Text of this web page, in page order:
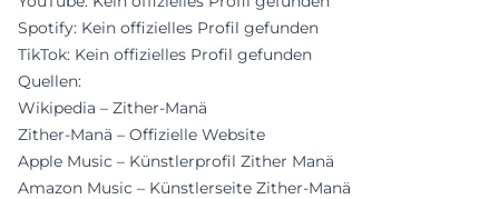
Spotify: Kein offizielles Profil gefunden
TikTok: Kein offizielles Profil gefunden
Quellen:
Wikipedia – Zither-Manä
Zither-Manä – Offizielle Website
Apple Music – Künstlerprofil Zither Manä
Amazon Music – Künstlerseite Zither-Manä